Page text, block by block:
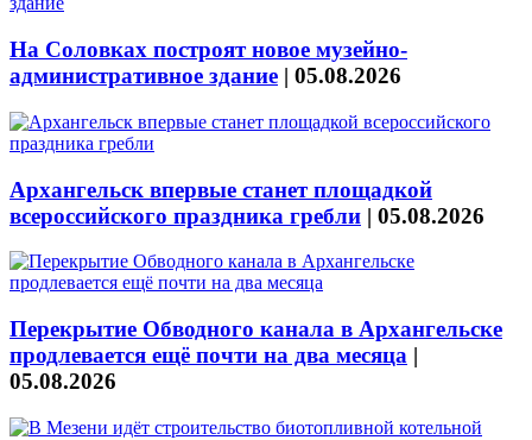
На Соловках построят новое музейно-
административное здание | 05.08.2026
Архангельск впервые станет площадкой
всероссийского праздника гребли | 05.08.2026
Перекрытие Обводного канала в Архангельске
продлевается ещё почти на два месяца |
05.08.2026